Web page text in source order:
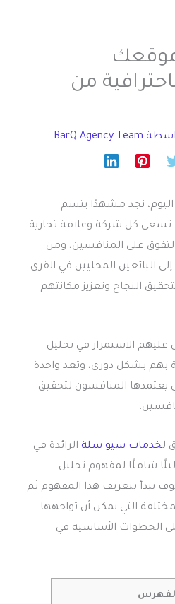
موقعك
من
BarQ Agency Team
اليوم، نجد مشهدًا يتسم
تسعى كل شركة وعلامة تجارية
على المنافسين، ومن
البائعين المحليين في القرى
النجاح وتعزيز مكانتهم
عليهم الاستمرار في تحليل
بهم بشكل دوري، وتعد واحدة
يعتمدها المنافسون لتحقيق
لخدمات سيو سلة الرائدة في
شاملًا لمفهوم تحليل
نبدأ بتعريف هذا المفهوم ثم
التي يمكن أن تواجهها
الخطوات الأساسية في